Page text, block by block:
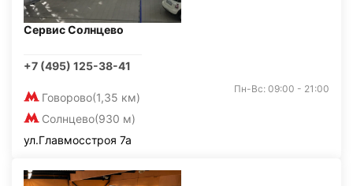
Сервис Солнцево
+7 (495) 125-38-41
Говорово(1,35 км)
Солнцево(930 м)
Пн-Вс: 09:00 - 21:00
ул.Главмосстроя 7а